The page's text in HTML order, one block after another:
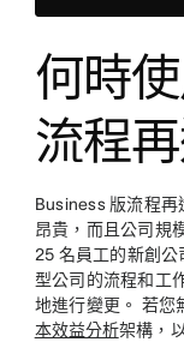
何時
流程
Business 版流程
昂貴，而且公司規
25 名員工的新創
型公司的流程和工
地進行變更。 若您
本效益分析架構，